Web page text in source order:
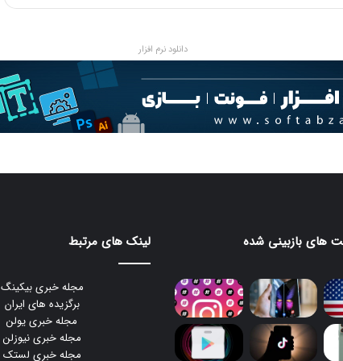
ی
ا
ک
ه
ن
ش
ا
ی
ک
ش
دانلود نرم افزار
های بازبینی شده لینک های مرتبط
مجله خبری بیکینگ
برگزیده های ایران
مجله خبری یولن
مجله خبری نیوزلن
مجله خبری لستک